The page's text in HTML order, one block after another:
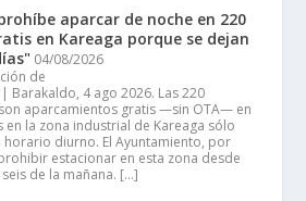
aparcar de noche en 220
en Kareaga porque se dejan
04/08/2026
de
Barakaldo, 4 ago 2026. Las 220
aparcamientos gratis —sin OTA— en
la zona industrial de Kareaga sólo
diurno. El Ayuntamiento, por
estacionar en esta zona desde
de la mañana. […]